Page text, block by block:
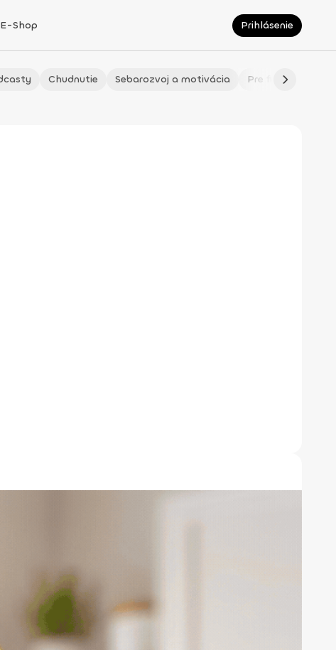
E-Shop Prihlásenie
Chudnutie Sebarozvoj a motivácia Pre fitmaminky